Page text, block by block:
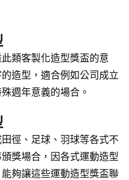
類客製化造型獎盃的意
造型，適合例如公司成立
週年意義的場合。
徑、足球、羽球等各式不
獎場合，因各式運動造型
夠讓這些運動造型獎盃聯